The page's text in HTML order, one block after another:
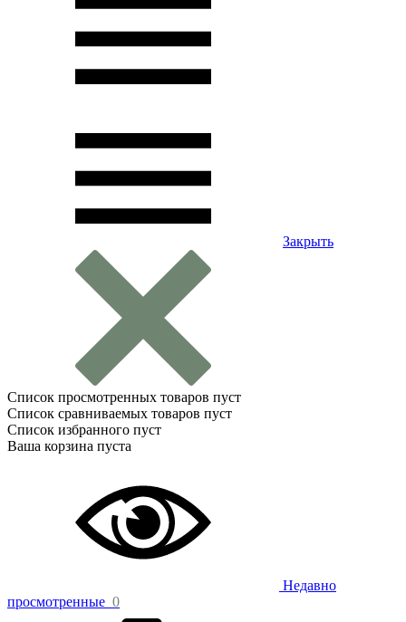
Закрыть
Список просмотренных товаров пуст
Список сравниваемых товаров пуст
Список избранного пуст
Ваша корзина пуста
Недавно
просмотренные 0